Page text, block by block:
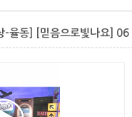
-율동] [믿음으로빛나요] 06